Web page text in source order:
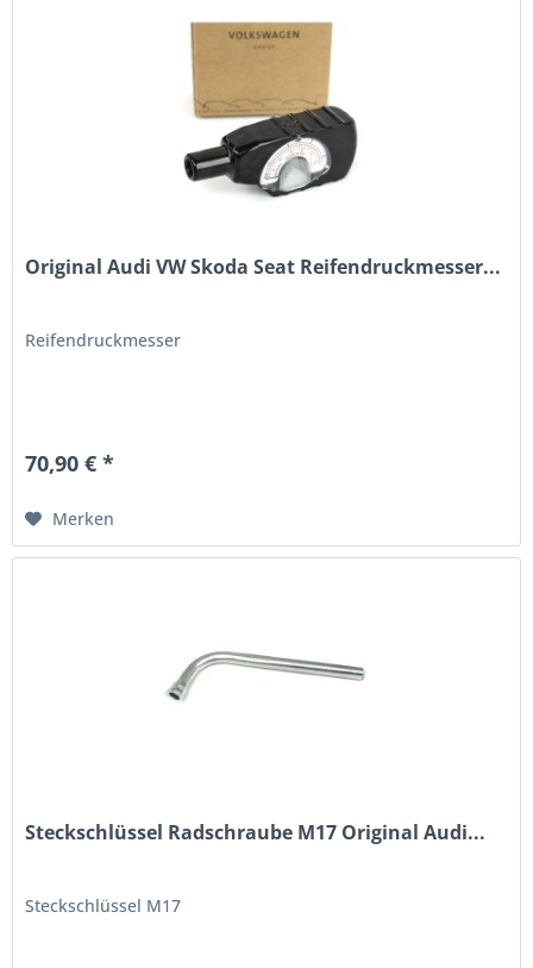
Original Audi VW Skoda Seat Reifendruckmesser...
Reifendruckmesser
70,90 € *
Merken
Steckschlüssel Radschraube M17 Original Audi...
Steckschlüssel M17